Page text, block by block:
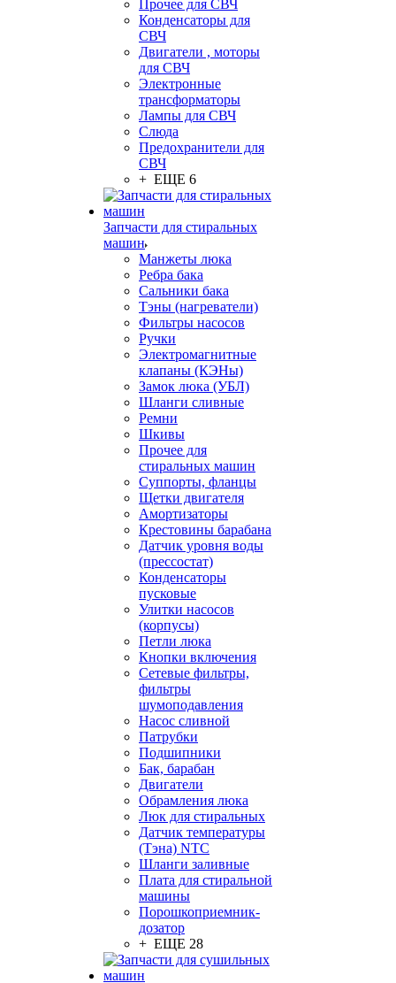
Прочее для СВЧ
Конденсаторы для
СВЧ
Двигатели , моторы
для СВЧ
Электронные
трансформаторы
Лампы для СВЧ
Слюда
Предохранители для
СВЧ
+ ЕЩЕ 6
Запчасти для стиральных
машин
Манжеты люка
Ребра бака
Сальники бака
Тэны (нагреватели)
Фильтры насосов
Ручки
Электромагнитные
клапаны (КЭНы)
Замок люка (УБЛ)
Шланги сливные
Ремни
Шкивы
Прочее для
стиральных машин
Суппорты, фланцы
Щетки двигателя
Амортизаторы
Крестовины барабана
Датчик уровня воды
(прессостат)
Конденсаторы
пусковые
Улитки насосов
(корпусы)
Петли люка
Кнопки включения
Сетевые фильтры,
фильтры
шумоподавления
Насос сливной
Патрубки
Подшипники
Бак, барабан
Двигатели
Обрамления люка
Люк для стиральных
Датчик температуры
(Тэна) NTC
Шланги заливные
Плата для стиральной
машины
Порошкоприемник-
дозатор
+ ЕЩЕ 28